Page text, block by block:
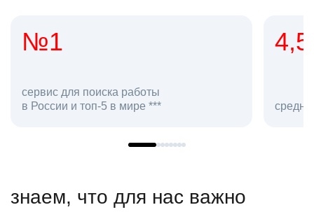
4,5
средняя оценка hh.ru как работодателя **
в
знаем, что для нас важно